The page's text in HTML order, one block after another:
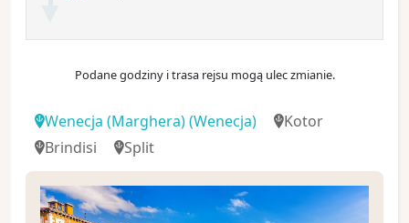
Podane godziny i trasa rejsu mogą ulec zmianie.
Wenecja (Marghera)(Wenecja)
Kotor
Brindisi
Split